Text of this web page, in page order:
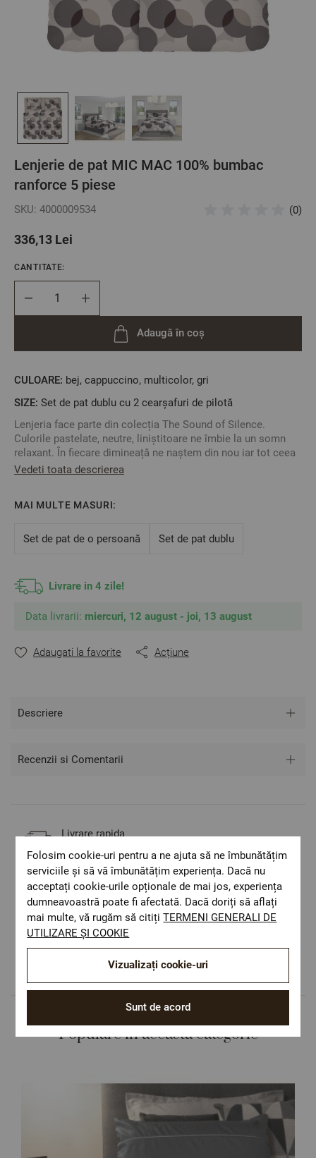
Lenjerie de pat MIC MAC 100% bumbac
ranforce 5 piese
SKU: 4000009534 (0)
336,13 Lei
CULOARE: bej, cappuccino, multicolor, gri
SIZE: Set de pat dublu cu 2 cearșafuri de pilotă
Lenjeria face parte din colecția The Sound of Silence.
Culorile pastelate, neutre, liniștitoare ne îmbie la un somn
relaxant. În fiecare dimineață ne naștem din nou iar tot ceea
facem astăzi contează cel mai mult. De aceea învăluiți în
Este o lenjerie foarte moale datorită calității bumbacului
Spălați și călcați numai la temperatura recomandată
viață a lenjeriei dumneavoastră de pat.
Material: 100% Bumbac Ranforce
Fețe de pernă - 50/70 cm - 2 bucăți
** Fotografiile sunt orientative. Poate varia ușor culoarea
Vedeti toata descrierea
MAI MULTE MASURI:
Set de pat de o persoană Set de pat dublu
Livrare in 4 zile!
Data livrarii: miercuri, 12 august - joi, 13 august
CANTITATE:
Adaugă în coș
Adaugati la favorite Acțiune
Descriere
Recenzii si Comentarii
Livrare rapida
Costul de livrare este 19.60 lei pe teritoriul
României.
ОЕКО-ТЕX STANDARD 100
Materiale textile care sunt sigure pentru
sănătatea dumneavoastră.
Design autentic
Culori și imprimeuri pentru orice stil și
preferință.
Populare in aceasta categorie
Folosim cookie-uri pentru a ne ajuta să ne îmbunătățim
serviciile și să vă îmbunătățim experiența. Dacă nu
acceptați cookie-urile opționale de mai jos, experiența
dumneavoastră poate fi afectată. Dacă doriți să aflați
mai multe, vă rugăm să citițiTERMENI GENERALI DE
UTILIZARE ȘI COOKIE
Sunt de acord
Vizualizați cookie-uri